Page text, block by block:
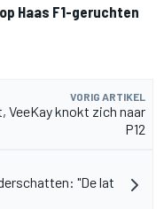
Haas F1-geruchten
VORIG ARTIKEL
VeeKay knokt zich naar
P12
"De lat